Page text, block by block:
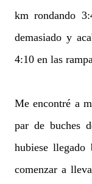
km rondando
demasiado y
4:10 en las
Me encontré a
par de buches
hubiese llegado
comenzar a